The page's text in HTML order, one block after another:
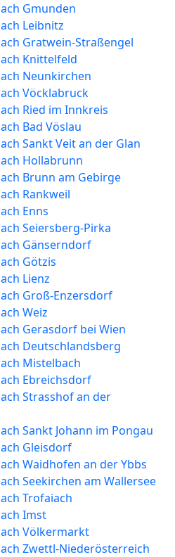
Gmunden
Leibnitz
Gratwein-Straßengel
Knittelfeld
Neunkirchen
Vöcklabruck
Ried im Innkreis
Bad Vöslau
Sankt Veit an der Glan
Hollabrunn
Brunn am Gebirge
Rankweil
Enns
Seiersberg-Pirka
Gänserndorf
Götzis
Lienz
Groß-Enzersdorf
Weiz
Gerasdorf bei Wien
Deutschlandsberg
Mistelbach
Ebreichsdorf
Strasshof an der
Sankt Johann im Pongau
Gleisdorf
Waidhofen an der Ybbs
Seekirchen am Wallersee
Trofaiach
Imst
Völkermarkt
Zwettl-Niederösterreich